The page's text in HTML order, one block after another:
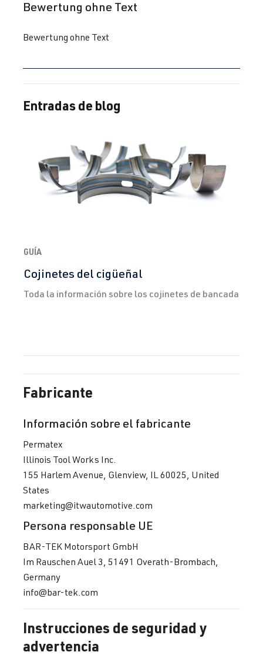
Bewertung ohne Text
Bewertung ohne Text
Entradas de blog
GUÍA
Cojinetes del cigüeñal
Toda la información sobre los cojinetes de bancada
Fabricante
Información sobre el fabricante
Permatex
Illinois Tool Works Inc.
155 Harlem Avenue, Glenview, IL 60025, United
States
marketing@itwautomotive.com
Persona responsable UE
BAR-TEK Motorsport GmbH
Im Rauschen Auel 3, 51491 Overath-Brombach,
Germany
info@bar-tek.com
Instrucciones de seguridad y
advertencia